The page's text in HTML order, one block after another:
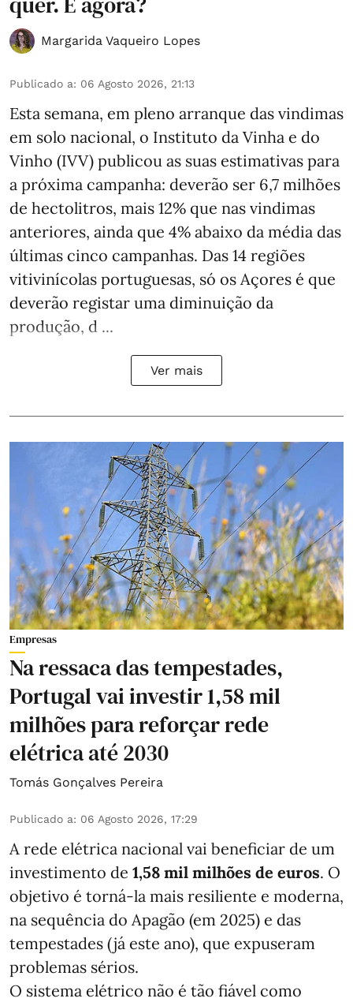
Margarida Vaqueiro Lopes
Publicado a: 06 Agosto 2026, 21:13
Esta semana, em pleno arranque das vindimas
em solo nacional, o Instituto da Vinha e do
Vinho (IVV) publicou as suas estimativas para
a próxima campanha: deverão ser 6,7 milhões
de hectolitros, mais 12% que nas vindimas
anteriores, ainda que 4% abaixo da média das
últimas cinco campanhas. Das 14 regiões
vitivinícolas portuguesas, só os Açores é que
deverão registar uma diminuição da
produção, d ...
Ver mais
Empresas
Na ressaca das tempestades,
Portugal vai investir 1,58 mil
milhões para reforçar rede
elétrica até 2030
Tomás Gonçalves Pereira
Publicado a: 06 Agosto 2026, 17:29
A rede elétrica nacional vai beneficiar de um
investimento de 1,58 mil milhões de euros. O
objetivo é torná-la mais resiliente e moderna,
na sequência do Apagão (em 2025) e das
tempestades (já este ano), que expuseram
problemas sérios.
O sistema elétrico não é tão fiável como